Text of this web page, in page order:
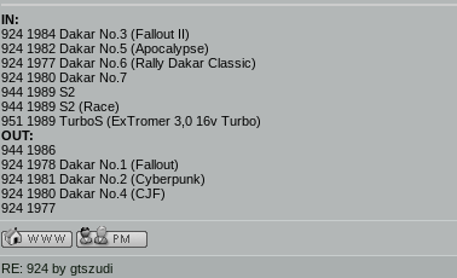
IN:
924 1984 Dakar No.3 (Fallout II)
924 1982 Dakar No.5 (Apocalypse)
924 1977 Dakar No.6 (Rally Dakar Classic)
924 1980 Dakar No.7
944 1989 S2
944 1989 S2 (Race)
951 1989 TurboS (ExTromer 3,0 16v Turbo)
OUT:
944 1986
924 1978 Dakar No.1 (Fallout)
924 1981 Dakar No.2 (Cyberpunk)
924 1980 Dakar No.4 (CJF)
924 1977
RE: 924 by gtszudi